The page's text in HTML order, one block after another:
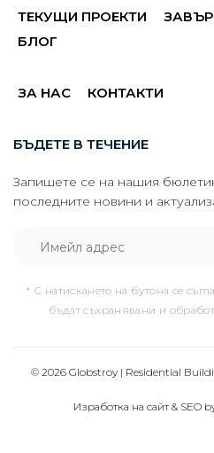
ТЕКУЩИ ПРОЕКТИ
БЛОГ
ЗА НАС КОНТАКТИ
БЪДЕТЕ В ТЕЧЕНИЕ
Запишете се на нашия
последните новини и
* С натискането на бутона се
бъдат съхранявани и
© 2026 Globstroy | Residential
Изработка на сайт & SEO